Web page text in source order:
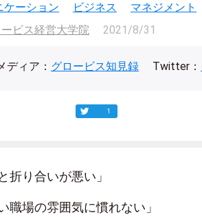
ケーション ビジネス マネジメント
ービス経営大学院
2021/8/31
ディア： グロービス知見録 Twitter：
1
折り合いが悪い」
職場の雰囲気に慣れない」